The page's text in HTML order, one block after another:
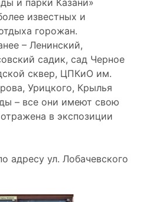
известных и
горожан.
– Ленинский,
садик, сад Черное
сквер, ЦПКиО им.
Урицкого, Крылья
– все они имеют свою
в экспозиции
адресу ул. Лобачевского